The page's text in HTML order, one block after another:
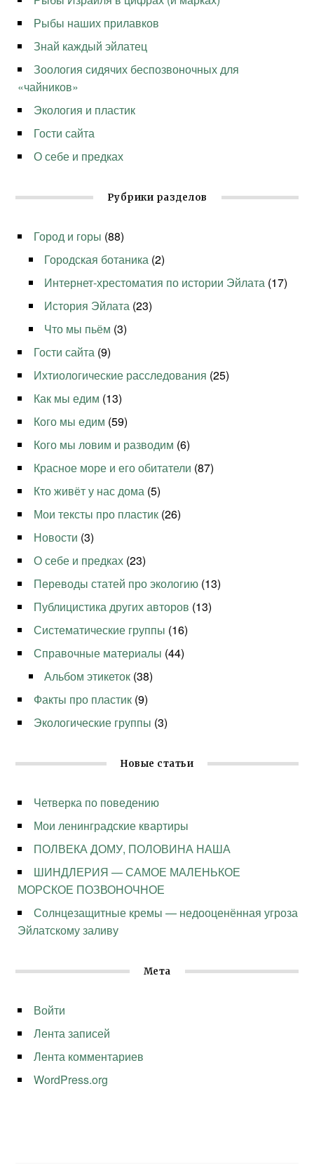
Рыбы наших прилавков
Знай каждый эйлатец
Зоология сидячих беспозвоночных для
«чайников»
Экология и пластик
Гости сайта
О себе и предках
Рубрики разделов
Город и горы (88)
Городская ботаника (2)
Интернет-хрестоматия по истории Эйлата (17)
История Эйлата (23)
Что мы пьём (3)
Гости сайта (9)
Ихтиологические расследования (25)
Как мы едим (13)
Кого мы едим (59)
Кого мы ловим и разводим (6)
Красное море и его обитатели (87)
Кто живёт у нас дома (5)
Мои тексты про пластик (26)
Новости (3)
О себе и предках (23)
Переводы статей про экологию (13)
Публицистика других авторов (13)
Систематические группы (16)
Справочные материалы (44)
Альбом этикеток (38)
Факты про пластик (9)
Экологические группы (3)
Новые статьи
Четверка по поведению
Мои ленинградские квартиры
ПОЛВЕКА ДОМУ, ПОЛОВИНА НАША
ШИНДЛЕРИЯ — САМОЕ МАЛЕНЬКОЕ
МОРСКОЕ ПОЗВОНОЧНОЕ
Солнцезащитные кремы — недооценённая угроза
Эйлатскому заливу
Мета
Войти
Лента записей
Лента комментариев
WordPress.org